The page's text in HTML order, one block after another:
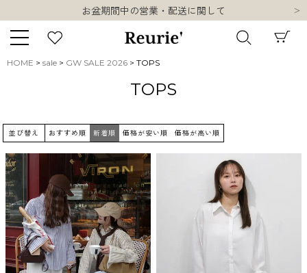
お盆期間中の営業・配送に関して
10,000円以上ご購入で送料無料
熊本県熊本地方を震源とする地震の影響について
類似ブランド・他社ショップ様との誤認知に関するお願い
販売タイプ
新着 再入荷 SALE
商品タイプ
HOME sale GW SALE 2026 TOPS
TOPS
並び替え おすすめ順 新着順 価格が安い順 価格が高い順